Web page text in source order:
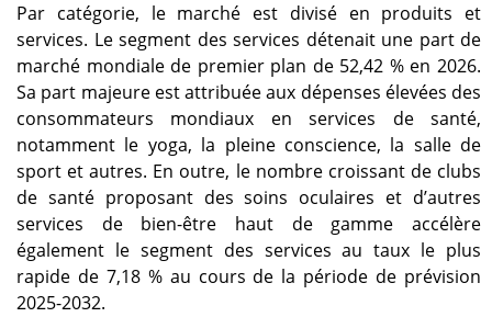
Par catégorie, le marché est divisé en produits et
services. Le segment des services détenait une part de
marché mondiale de premier plan de 52,42 % en 2026.
Sa part majeure est attribuée aux dépenses élevées des
consommateurs mondiaux en services de santé,
notamment le yoga, la pleine conscience, la salle de
sport et autres. En outre, le nombre croissant de clubs
de santé proposant des soins oculaires et d’autres
services de bien-être haut de gamme accélère
également le segment des services au taux le plus
rapide de 7,18 % au cours de la période de prévision
2025-2032.